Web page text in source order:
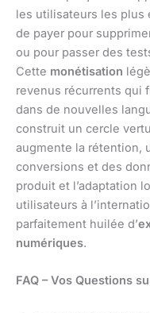
les utilisateurs les plus
de payer pour
ou pour passer des
Cette monétisation
revenus récurrents qui
dans de nouvelles
construit un cercle
augmente la rétention,
conversions et des
produit et l’adaptation
utilisateurs à
parfaitement huilée d’
numériques.
FAQ – Vos Questions